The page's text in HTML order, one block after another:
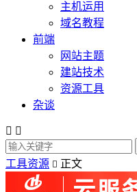
主机运用
域名教程
前端
网站主题
建站技术
资源工具
杂谈
 
工具资源  正文